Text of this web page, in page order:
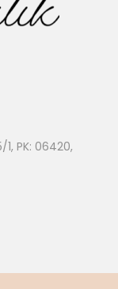
PK: 06420,